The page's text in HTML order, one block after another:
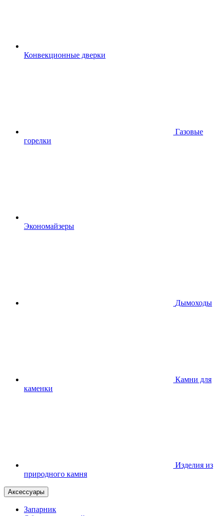
Конвекционные дверки
Газовые
горелки
Экономайзеры
Дымоходы
Камни для
каменки
Изделия из
природного камня
Аксессуары
Запарник